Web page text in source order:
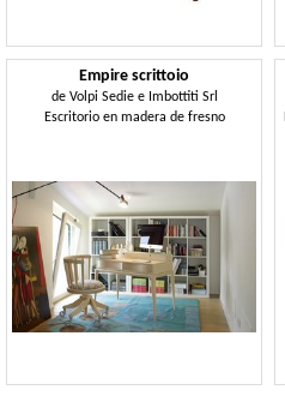
Empire scrittoio
de Volpi Sedie e Imbottiti Srl
Escritorio en madera de fresno